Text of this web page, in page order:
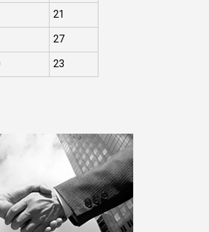
21
27
23